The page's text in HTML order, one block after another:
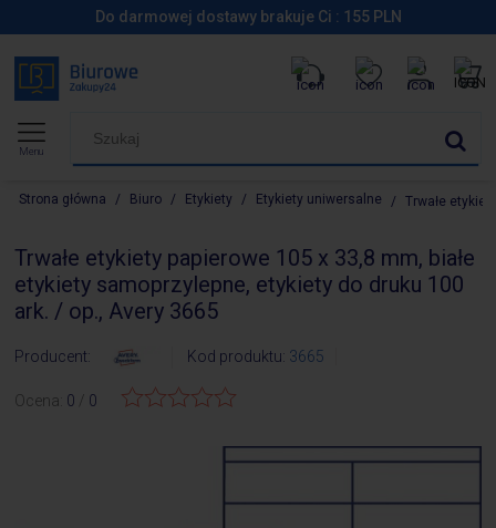
Do darmowej dostawy brakuje Ci : 155PLN
Menu
Strona główna / Biuro / Etykiety / Etykiety uniwersalne / Trwałe
Trwałe etykiety papierowe 105 x 33,8 mm, białe
etykiety samoprzylepne, etykiety do druku 100
ark. / op., Avery 3665
Producent: Kod produktu: 3665
Ocena: 0 0